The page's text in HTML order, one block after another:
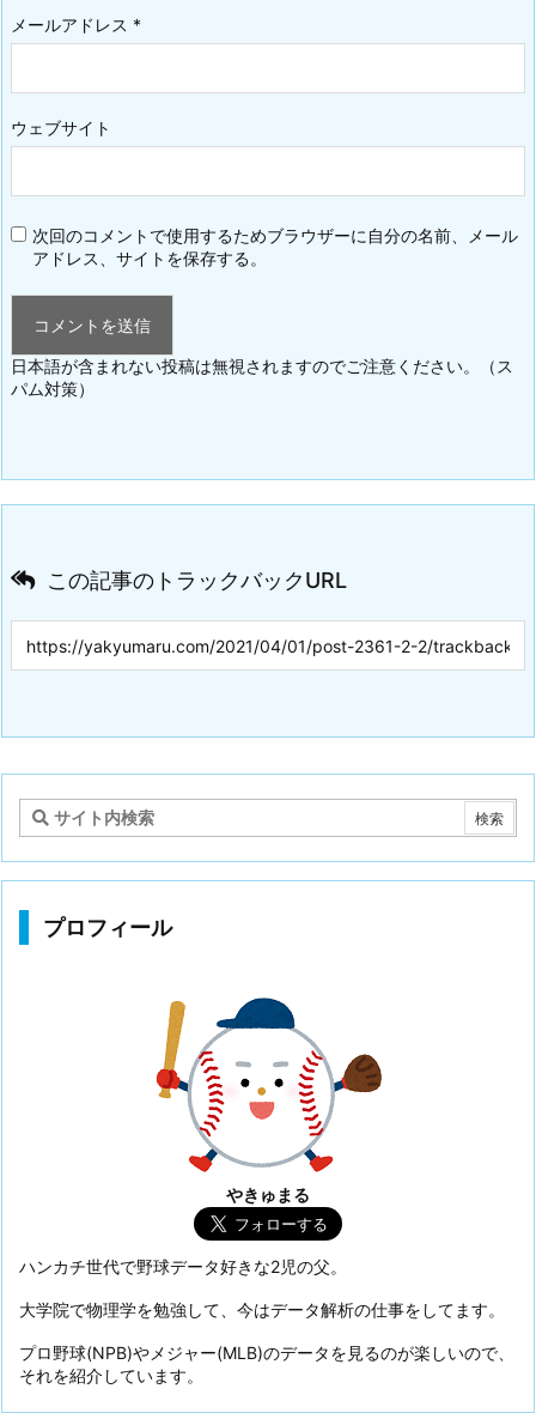
メールアドレス *
ウェブサイト
次回のコメントで使用するためブラウザーに自分の名前、メール
アドレス、サイトを保存する。
日本語が含まれない投稿は無視されますのでご注意ください。（ス
パム対策）
この記事のトラックバックURL
プロフィール
やきゅまる
ハンカチ世代で野球データ好きな2児の父。
大学院で物理学を勉強して、今はデータ解析の仕事をしてます。
プロ野球(NPB)やメジャー(MLB)のデータを見るのが楽しいので、
それを紹介しています。